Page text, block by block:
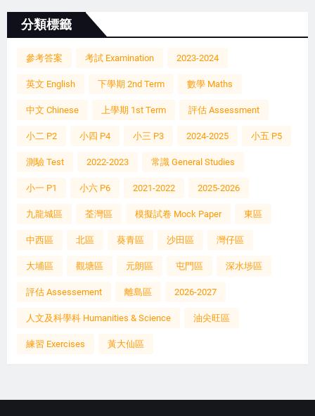
分類標籤
參考答案 考試 Examination 2023-2024
英文 English 下學期 2nd Term 數學 Maths
中文 Chinese 上學期 1st Term 評估 Assessment
小二 P2 小四 P4 小三 P3 2024-2025 小五 P5
測驗 Test 2022-2023 常識 General Studies
小一 P1 小六 P6 2021-2022 2025-2026
九龍城區 荃灣區 模擬試卷 Mock Paper 東區
中西區 北區 葵青區 沙田區 灣仔區
大埔區 觀塘區 元朗區 屯門區 深水埗區
評估 Assessement 離島區 2026-2027
人文及科學科 Humanities & Science 油尖旺區
練習 Exercises 黃大仙區